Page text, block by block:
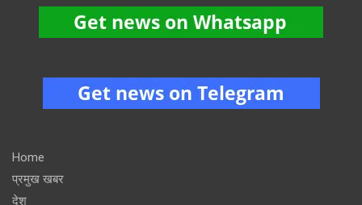
Home
प्रमुख खबर
देश